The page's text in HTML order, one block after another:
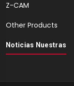
Z-CAM
Other Products
Noticias Nuestras